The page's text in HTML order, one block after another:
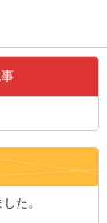
た。